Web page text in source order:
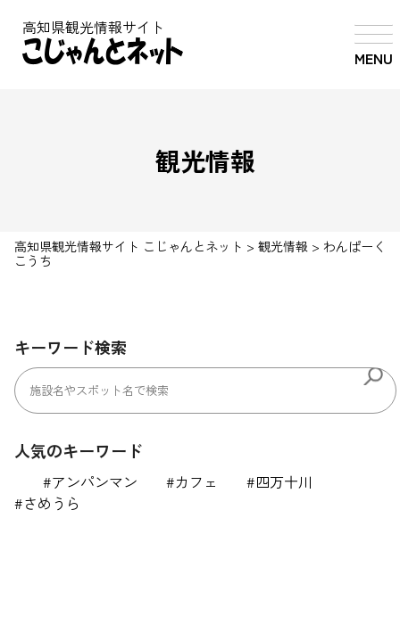
MENU
高知県観光情報サイト
観光情報
高知県観光情報サイト こじゃんとネット > 観光情報 > わんぱーく
こうち
キーワード検索
人気のキーワード
アンパンマン カフェ
四万十川
さめうら